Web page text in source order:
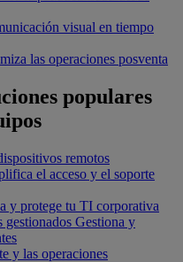
visual en tiempo
las operaciones posventa
populares
remotos
el acceso y el soporte
y protege tu TI corporativa
gestionados Gestiona y
y las operaciones